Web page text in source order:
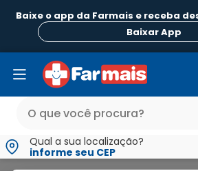
Baixe o app da Farmais e receba
Baixar App
Qual a sua localização?
informe seu CEP